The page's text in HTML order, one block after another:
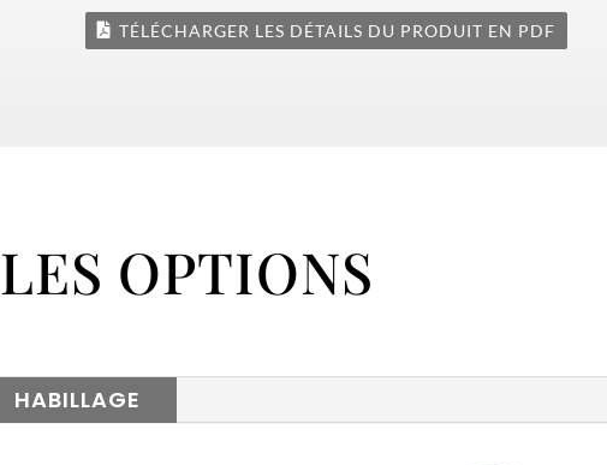
TÉLÉCHARGER LES DÉTAILS DU PRODUIT EN PDF
LES OPTIONS
HABILLAGE